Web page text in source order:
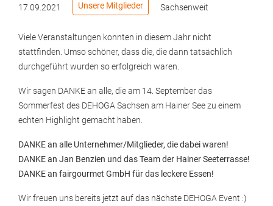
17.09.2021 Unsere Mitglieder Sachsenweit
Viele Veranstaltungen konnten in diesem Jahr nicht
stattfinden. Umso schöner, dass die, die dann tatsächlich
durchgeführt wurden so erfolgreich waren.
Wir sagen DANKE an alle, die am 14. September das
Sommerfest des DEHOGA Sachsen am Hainer See zu einem
echten Highlight gemacht haben.
DANKE an alle Unternehmer/Mitglieder, die dabei waren!
DANKE an Jan Benzien und das Team der Hainer Seeterrasse!
DANKE an fairgourmet GmbH für das leckere Essen!
Wir freuen uns bereits jetzt auf das nächste DEHOGA Event :)